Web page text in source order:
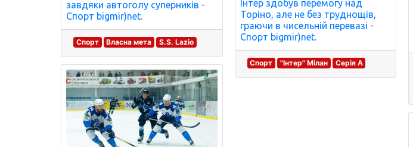
завдяки автоголу суперників -
Спорт bigmir)net.
Спорт Власна мета S.S. Lazio
Інтер здобув перемогу над
Торіно, але не без труднощів,
граючи в чисельній перевазі -
Спорт bigmir)net.
Спорт "Інтер" Мілан Серія A